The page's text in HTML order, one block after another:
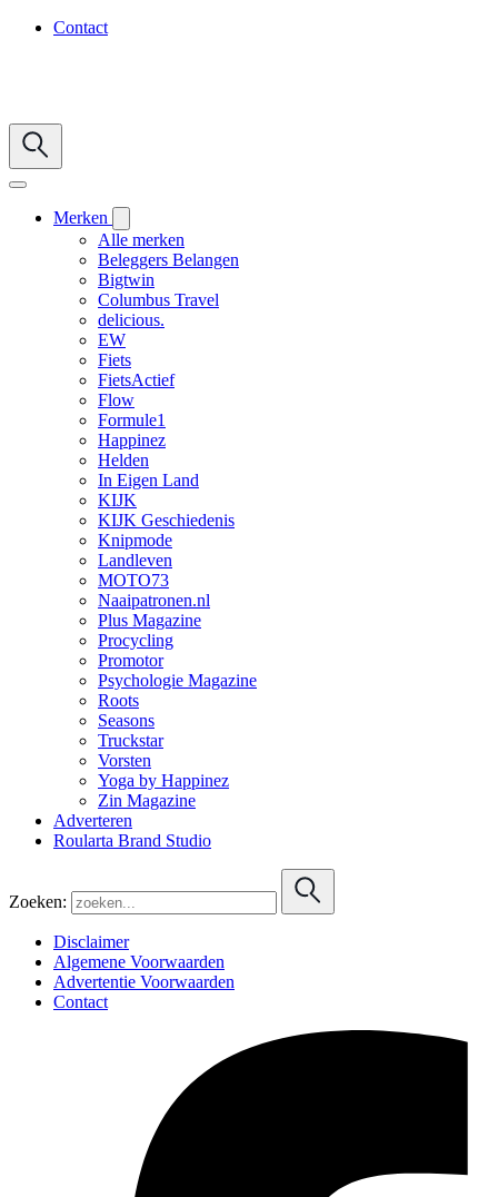
Contact
Merken
Alle merken
Beleggers Belangen
Bigtwin
Columbus Travel
delicious.
EW
Fiets
FietsActief
Flow
Formule1
Happinez
Helden
In Eigen Land
KIJK
KIJK Geschiedenis
Knipmode
Landleven
MOTO73
Naaipatronen.nl
Plus Magazine
Procycling
Promotor
Psychologie Magazine
Roots
Seasons
Truckstar
Vorsten
Yoga by Happinez
Zin Magazine
Adverteren
Roularta Brand Studio
Zoeken:
Disclaimer
Algemene Voorwaarden
Advertentie Voorwaarden
Contact